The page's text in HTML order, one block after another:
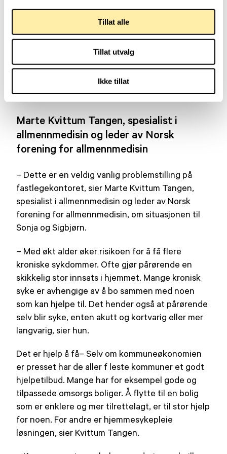
Tillat alle
Tillat utvalg
Ikke tillat
De ble et par da de var 19 år, og siden har de
– Alt tatt i betraktning, så tror jeg vi har det over
gjennomsnittlig bra, sier Sonja.
Hjelp å få i kommunen
Marte Kvittum Tangen, spesialist i
allmennmedisin og leder av Norsk
forening for allmennmedisin
– Dette er en veldig vanlig problemstilling på
fastlegekontoret, sier Marte Kvittum Tangen,
spesialist i allmennmedisin og leder av Norsk
forening for allmennmedisin, om situasjonen til
Sonja og Sigbjørn.
– Med økt alder øker risikoen for å få flere
kroniske sykdommer. Ofte gjør pårørende en
skikkelig stor innsats i hjemmet. Mange kronisk
syke er avhengige av å bo sammen med noen
som kan hjelpe til. Det hender også at pårørende
selv blir syke, enten akutt og kortvarig eller mer
langvarig, sier hun.
Det er hjelp å få– Selv om kommuneøkonomien
er presset har de aller f leste kommuner et godt
hjelpetilbud. Mange har for eksempel gode og
tilpassede omsorgs boliger. Å flytte til en bolig
som er enklere og mer tilrettelagt, er til stor hjelp
for noen. For andre er hjemmesykepleie
løsningen, sier Kvittum Tangen.